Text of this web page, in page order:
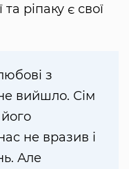
ріпаку є свої
з
вийшло. Сім
не вразив і
Але